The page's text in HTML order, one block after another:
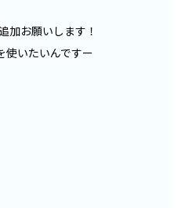
加お願いします！
使いたいんですー